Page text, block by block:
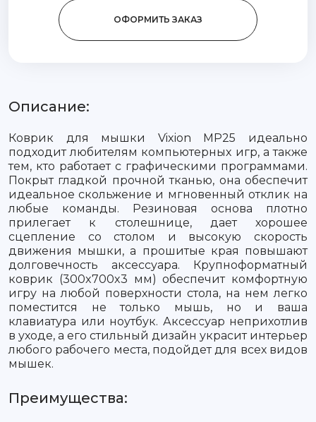
ОФОРМИТЬ ЗАКАЗ
Описание:
Коврик для мышки Vixion MP25 идеально
подходит любителям компьютерных игр, а также
тем, кто работает с графическими программами.
Покрыт гладкой прочной тканью, она обеспечит
идеальное скольжение и мгновенный отклик на
любые команды. Резиновая основа плотно
прилегает к столешнице, дает хорошее
сцепление со столом и высокую скорость
движения мышки, а прошитые края повышают
долговечность аксессуара. Крупноформатный
коврик (300x700x3 мм) обеспечит комфортную
игру на любой поверхности стола, на нем легко
поместится не только мышь, но и ваша
клавиатура или ноутбук. Аксессуар неприхотлив
в уходе, а его стильный дизайн украсит интерьер
любого рабочего места, подойдет для всех видов
мышек.
Преимущества: